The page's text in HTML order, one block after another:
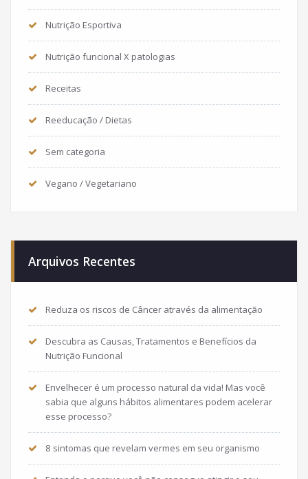
Nutrição Esportiva
Nutrição funcional X patologias
Receitas
Reeducação / Dietas
Sem categoria
Vegano / Vegetariano
Arquivos Recentes
Reduza os riscos de Câncer através da alimentação
Descubra as Causas, Tratamentos e Benefícios da
Nutrição Funcional
Envelhecer é um processo natural da vida! Mas você
sabia que alguns hábitos alimentares podem acelerar
esse processo?
8 sintomas que revelam vermes em seu organismo